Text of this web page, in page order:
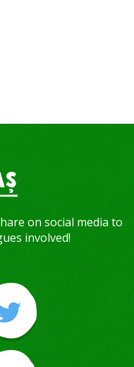
on social media to
involved!